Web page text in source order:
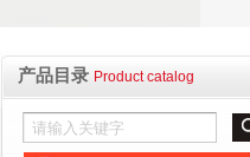
产品目录 Product catalog